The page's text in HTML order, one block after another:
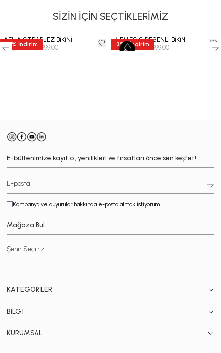
SİZİN İÇİN SEÇTİKLERİMİZ
35 % İndirim
AELIA STRAPLEZ BİKİNİ
₺ 7,149.35 ₺ 10,999.00 35%İndirim
NEMESIS DESENLİ BİKİNİ
₺ 7,799.35 ₺ 11,999.00
E-bültenimize kayıt ol, yenilikleri ve fırsatları önce sen keşfet!
Kampanya ve duyurular hakkında e-posta almak istiyorum.
Mağaza Bul
KATEGORİLER
BİLGİ
KURUMSAL